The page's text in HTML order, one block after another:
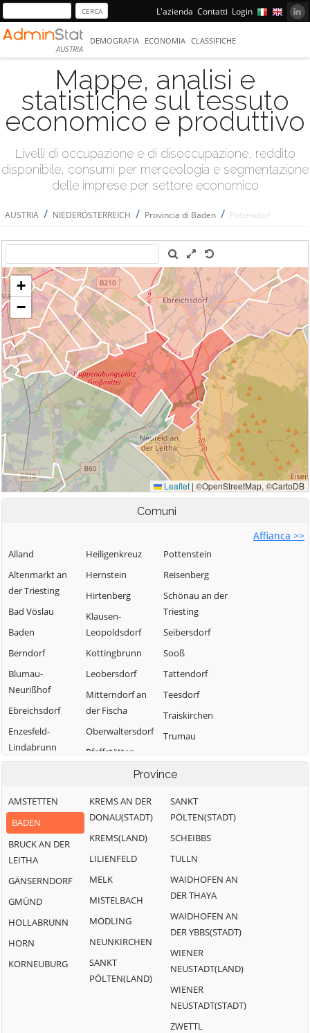
L'azienda Contatti Login
AUSTRIA
DEMOGRAFIA ECONOMIA CLASSIFICHE
Mappe, analisi e
statistiche sul tessuto
economico e produttivo
Livelli di occupazione e di disoccupazione, reddito
disponibile, consumi per merceologia e segmentazione
delle imprese per settore economico
AUSTRIA / NIEDERÖSTERREICH / Provincia di Baden / Pottendorf
Comuni
Affianca >>
Alland
Altenmarkt an
der Triesting
Bad Vöslau
Baden
Berndorf
Blumau-
Neurißhof
Ebreichsdorf
Enzesfeld-
Lindabrunn
Günselsdorf
Heiligenkreuz
Hernstein
Hirtenberg
Klausen-
Leopoldsdorf
Kottingbrunn
Leobersdorf
Mitterndorf an
der Fischa
Oberwaltersdorf
Pfaffstätten
Pottendorf
Pottenstein
Reisenberg
Schönau an der
Triesting
Seibersdorf
Sooß
Tattendorf
Teesdorf
Traiskirchen
Trumau
Weissenbach an
der Triesting
Province
AMSTETTEN
BADEN
BRUCK AN DER
LEITHA
GÄNSERNDORF
GMÜND
HOLLABRUNN
HORN
KORNEUBURG
KREMS AN DER
DONAU(STADT)
KREMS(LAND)
LILIENFELD
MELK
MISTELBACH
MÖDLING
NEUNKIRCHEN
SANKT
PÖLTEN(LAND)
SANKT
PÖLTEN(STADT)
SCHEIBBS
TULLN
WAIDHOFEN AN
DER THAYA
WAIDHOFEN AN
DER YBBS(STADT)
WIENER
NEUSTADT(LAND)
WIENER
NEUSTADT(STADT)
ZWETTL